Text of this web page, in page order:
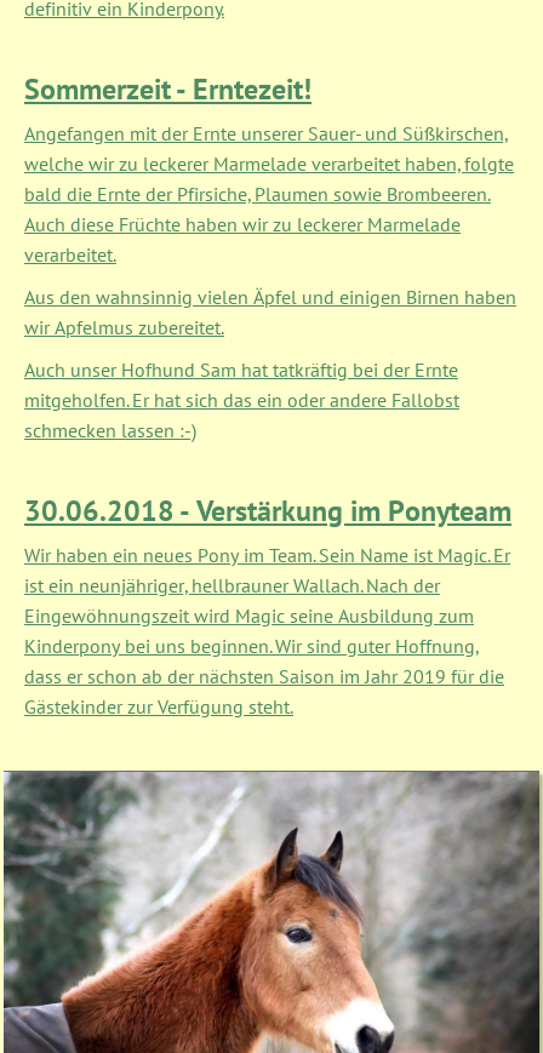
definitiv ein Kinderpony.
Sommerzeit - Erntezeit!
Angefangen mit der Ernte unserer Sauer- und Süßkirschen,
welche wir zu leckerer Marmelade verarbeitet haben, folgte
bald die Ernte der Pfirsiche, Plaumen sowie Brombeeren.
Auch diese Früchte haben wir zu leckerer Marmelade
verarbeitet.
Aus den wahnsinnig vielen Äpfel und einigen Birnen haben
wir Apfelmus zubereitet.
Auch unser Hofhund Sam hat tatkräftig bei der Ernte
mitgeholfen. Er hat sich das ein oder andere Fallobst
schmecken lassen :-)
30.06.2018 - Verstärkung im Ponyteam
Wir haben ein neues Pony im Team. Sein Name ist Magic. Er
ist ein neunjähriger, hellbrauner Wallach. Nach der
Eingewöhnungszeit wird Magic seine Ausbildung zum
Kinderpony bei uns beginnen. Wir sind guter Hoffnung,
dass er schon ab der nächsten Saison im Jahr 2019 für die
Gästekinder zur Verfügung steht.